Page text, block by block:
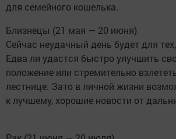
для семейного кошелька.
Близнецы (21 мая — 20 июня)
Сейчас неудачный день будет для
Едва ли удастся быстро улучшить
положение или стремительно
лестнице. Зато в личной жизни
к лучшему, хорошие новости от